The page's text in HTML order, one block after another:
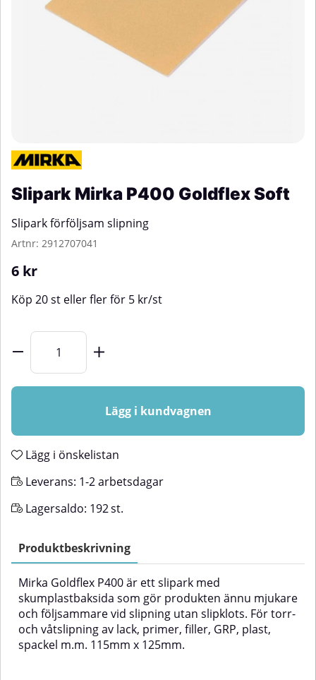
Slipark Mirka P400 Goldflex Soft
Slipark förföljsam slipning
Artnr: 2912707041
6 kr
Köp 20 st eller fler för 5 kr/st
Lägg i kundvagnen
Lägg i önskelistan
Leverans: 1-2 arbetsdagar
Lagersaldo: 192st.
Produktbeskrivning
Mirka Goldflex P400 är ett slipark med
skumplastbaksida som gör produkten ännu mjukare
och följsammare vid slipning utan slipklots. För torr-
och våtslipning av lack, primer, filler, GRP, plast,
spackel m.m. 115mm x 125mm.